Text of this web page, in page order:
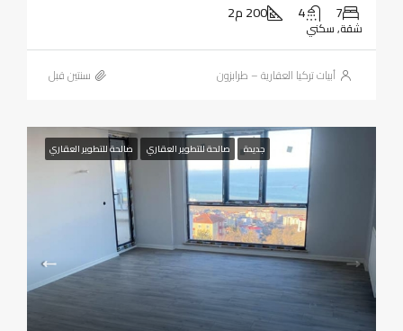
7
4 200 م2
شقة, سكني
أبيات تركيا العقارية – طرابزون ‏سنتين قبل
جديدة صالحة للتطوير العقاري صالحة للتطوير العقاري